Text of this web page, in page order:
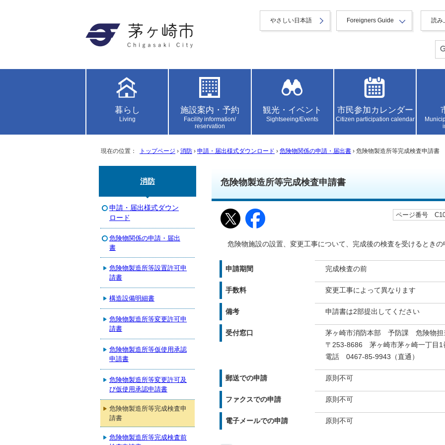
やさしい日本語 Foreigners Guide 読み
暮らし
Living
施設案内・予約
Facility information/
reservation
観光・イベント
Sightseeing/Events
市民参加カレンダー
Citizen participation calendar
現在の位置： トップページ › 消防 › 申請・届出様式ダウンロード › 危険物関係の申請・届出書 › 危険物製造所等完成検査申請書
危険物製造所等完成検査申請書
ページ番号
危険物施設の設置、変更工事について、完成後の検査を受けるときの
申請期間 完成検査の前
手数料 変更工事によって異なります
備考 申請書は2部提出してください
受付窓口
茅ヶ崎市消防本部 予防課 危険物担
〒253-8686 茅ヶ崎市茅ヶ崎一丁目1
電話 0467-85-9943（直通）
郵送での申請 原則不可
ファクスでの申請 原則不可
電子メールでの申請 原則不可
消防
申請・届出様式ダウン
ロード
危険物関係の申請・届出
書
危険物製造所等設置許可申
請書
構造設備明細書
危険物製造所等変更許可申
請書
危険物製造所等仮使用承認
申請書
危険物製造所等変更許可及
び仮使用承認申請書
危険物製造所等完成検査申
請書
危険物製造所等完成検査前